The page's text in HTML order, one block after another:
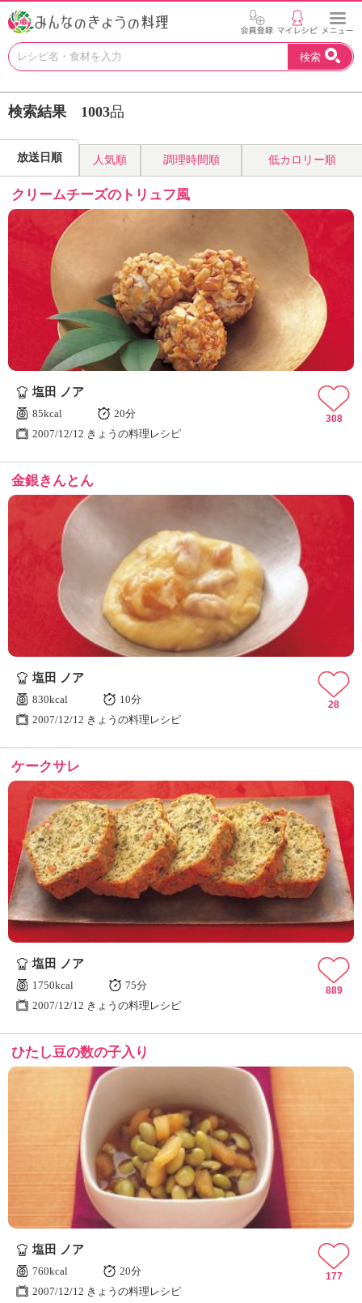
お
い
ピ
を
見
つ
け
。
N
H
K
エ
デ
ュ
ョ
な
の
き
ょ
う
の
料
理
検索
検索結果 1003品
放送日順 人気順 調理時間順 低カロリー順
クリームチーズのトリュフ風
塩田 ノア
85kcal
20分
2007/12/12 きょうの料理レシピ
308
金銀きんとん
塩田 ノア
830kcal
10分
2007/12/12 きょうの料理レシピ
28
ケークサレ
塩田 ノア
1750kcal
75分
2007/12/12 きょうの料理レシピ
889
ひたし豆の数の子入り
塩田 ノア
760kcal
20分
2007/12/12 きょうの料理レシピ
177